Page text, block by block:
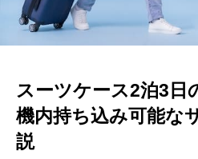
スーツケース2泊3日
機内持ち込み可能な
説